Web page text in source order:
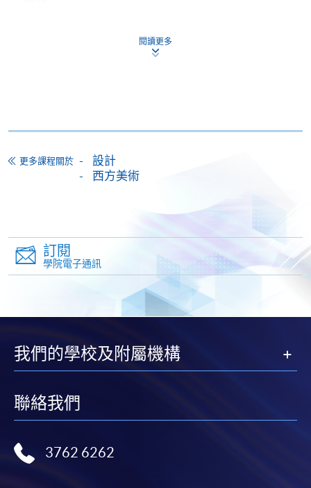
已付的學費和已取得的學額轉讀其他課程，惟學院
張港幣30元。請以劃線支票支付，抬頭註明「香
港大學專業進修學院」，並連同貼上郵票的回郵信
有關香港大學專業進修學院Summer School 的取錄方
法、學生須知、報名中心及其他相關資訊，請登入
閱讀更多
更多課程關於
設計
西方美術
訂閱
學院電子通訊
我們的學校及附屬機構
聯絡我們
3762 6262